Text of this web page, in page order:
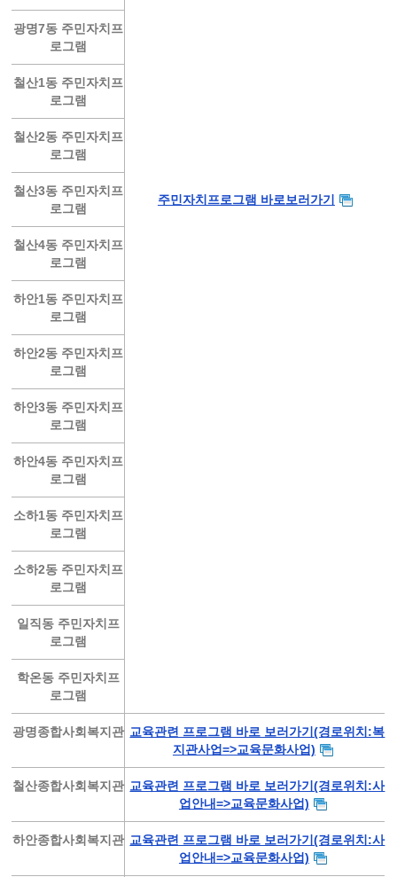
주민자치프로그램 바로보러가기
광명7동 주민자치프
로그램
철산1동 주민자치프
로그램
철산2동 주민자치프
로그램
철산3동 주민자치프
로그램
철산4동 주민자치프
로그램
하안1동 주민자치프
로그램
하안2동 주민자치프
로그램
하안3동 주민자치프
로그램
하안4동 주민자치프
로그램
소하1동 주민자치프
로그램
소하2동 주민자치프
로그램
일직동 주민자치프
로그램
학온동 주민자치프
로그램
광명종합사회복지관 교육관련 프로그램 바로 보러가기(경로위치:복
지관사업=>교육문화사업)
철산종합사회복지관 교육관련 프로그램 바로 보러가기(경로위치:사
업안내=>교육문화사업)
하안종합사회복지관 교육관련 프로그램 바로 보러가기(경로위치:사
업안내=>교육문화사업)